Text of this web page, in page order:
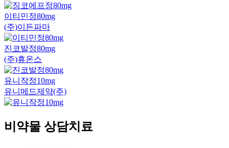
이티민정80mg
(주)이든파마
진코발정80mg
(주)휴온스
유니작정10mg
유니메드제약(주)
비약물 상담치료